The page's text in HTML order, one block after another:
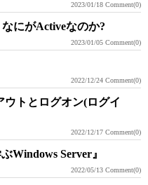
2023/01/18 Comment(0)
にがActiveなのか?
2023/01/05 Comment(0)
2022/12/24 Comment(0)
ウトとログオン(ログイ
2022/12/17 Comment(0)
Windows Server』
2022/05/13 Comment(0)